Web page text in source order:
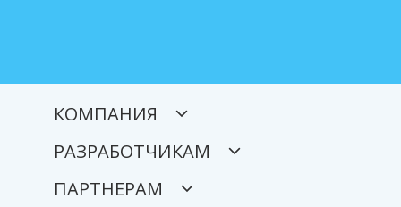
КОМПАНИЯ
РАЗРАБОТЧИКАМ
ПАРТНЕРАМ